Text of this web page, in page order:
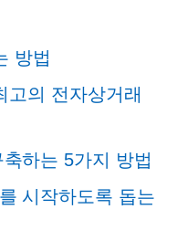
방법
고의 전자상거래
하는 5가지 방법
시작하도록 돕는